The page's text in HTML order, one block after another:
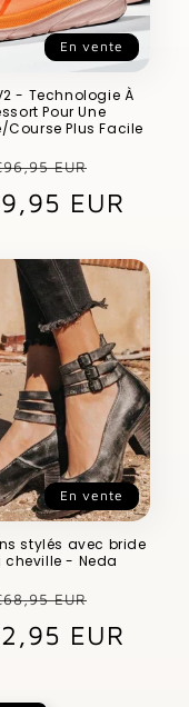
En vente
- Technologie À
Pour Une
Course Plus Facile
EUR
EUR
En vente
stylés avec bride
cheville - Neda
EUR
EUR